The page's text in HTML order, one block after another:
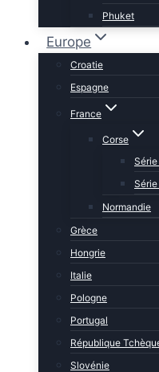
Phuket
Europe
Croatie
Espagne
France
Corse
Normandie
Grèce
Hongrie
Italie
Pologne
Portugal
République
Slovénie